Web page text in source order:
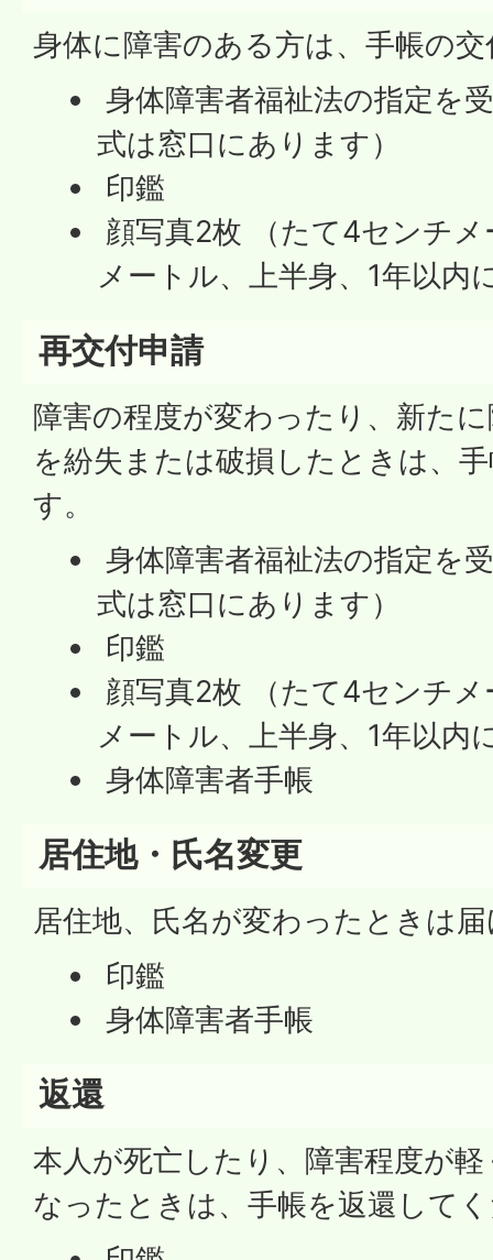
身体に障害のある方は、手帳の
身体障害者福祉法の指定を
式は窓口にあります）
印鑑
顔写真2枚 （たて4センチ
メートル、上半身、1年以内
再交付申請
障害の程度が変わったり、新た
を紛失または破損したときは、
す。
身体障害者福祉法の指定を
式は窓口にあります）
印鑑
顔写真2枚 （たて4センチ
メートル、上半身、1年以内
身体障害者手帳
居住地・氏名変更
居住地、氏名が変わったときは
印鑑
身体障害者手帳
返還
本人が死亡したり、障害程度が
なったときは、手帳を返還して